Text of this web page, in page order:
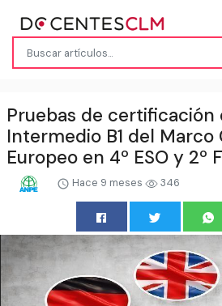
Pruebas de certificación
Intermedio B1 del Marco
Europeo en 4º ESO y 2º
Hace 9 meses 346